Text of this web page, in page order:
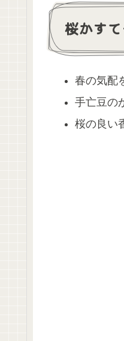
桜かす
春の気配
手亡豆の
桜の良い